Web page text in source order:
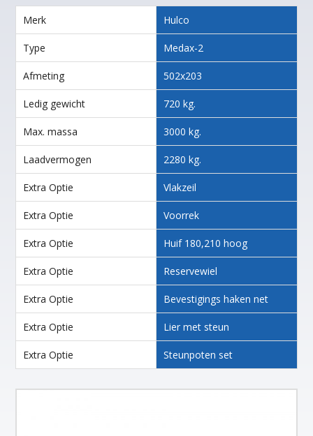
Merk Hulco
Type Medax-2
Afmeting 502x203
Ledig gewicht 720 kg.
Max. massa 3000 kg.
Laadvermogen 2280 kg.
Extra Optie Vlakzeil
Extra Optie Voorrek
Extra Optie Huif 180,210 hoog
Extra Optie Reservewiel
Extra Optie Bevestigings haken net
Extra Optie Lier met steun
Extra Optie Steunpoten set